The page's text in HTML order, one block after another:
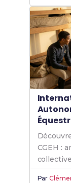
Internat
CGEH :
chevaux
Par